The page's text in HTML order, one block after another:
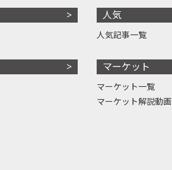
人気
人気記事一覧
マーケット
マーケット一覧
マーケット解説動画